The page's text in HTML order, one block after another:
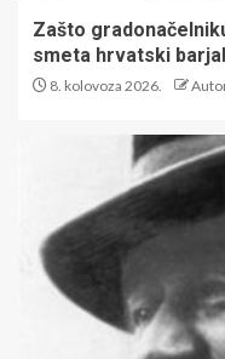
Zašto
smeta hrvatski
8. kolovoza 2026.